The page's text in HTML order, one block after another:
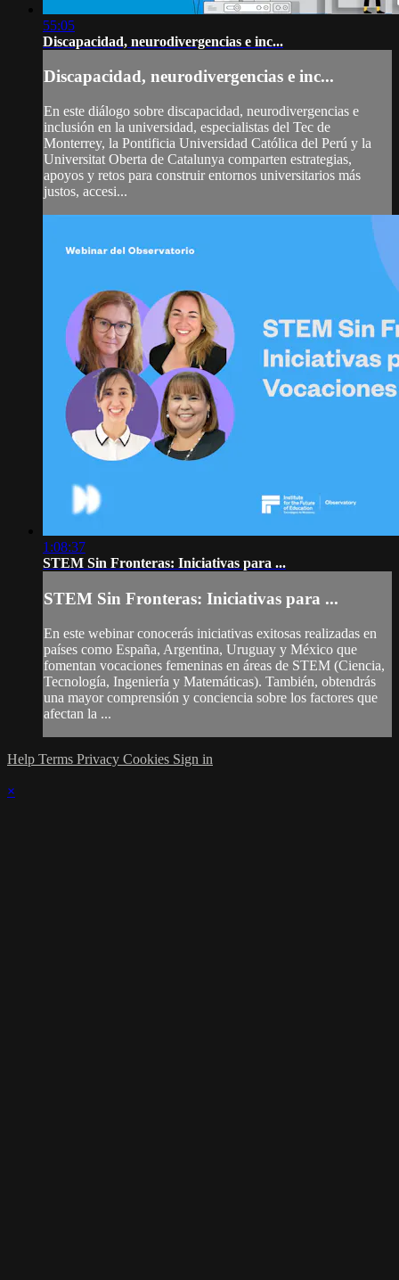
55:05
Discapacidad, neurodivergencias e inc...
Discapacidad, neurodivergencias e inc...
En este diálogo sobre discapacidad, neurodivergencias e
inclusión en la universidad, especialistas del Tec de
Monterrey, la Pontificia Universidad Católica del Perú y la
Universitat Oberta de Catalunya comparten estrategias,
apoyos y retos para construir entornos universitarios más
justos, accesi...
1:08:37
STEM Sin Fronteras: Iniciativas para ...
STEM Sin Fronteras: Iniciativas para ...
En este webinar conocerás iniciativas exitosas realizadas en
países como España, Argentina, Uruguay y México que
fomentan vocaciones femeninas en áreas de STEM (Ciencia,
Tecnología, Ingeniería y Matemáticas). También, obtendrás
una mayor comprensión y conciencia sobre los factores que
afectan la ...
Help Terms Privacy Cookies Sign in
×